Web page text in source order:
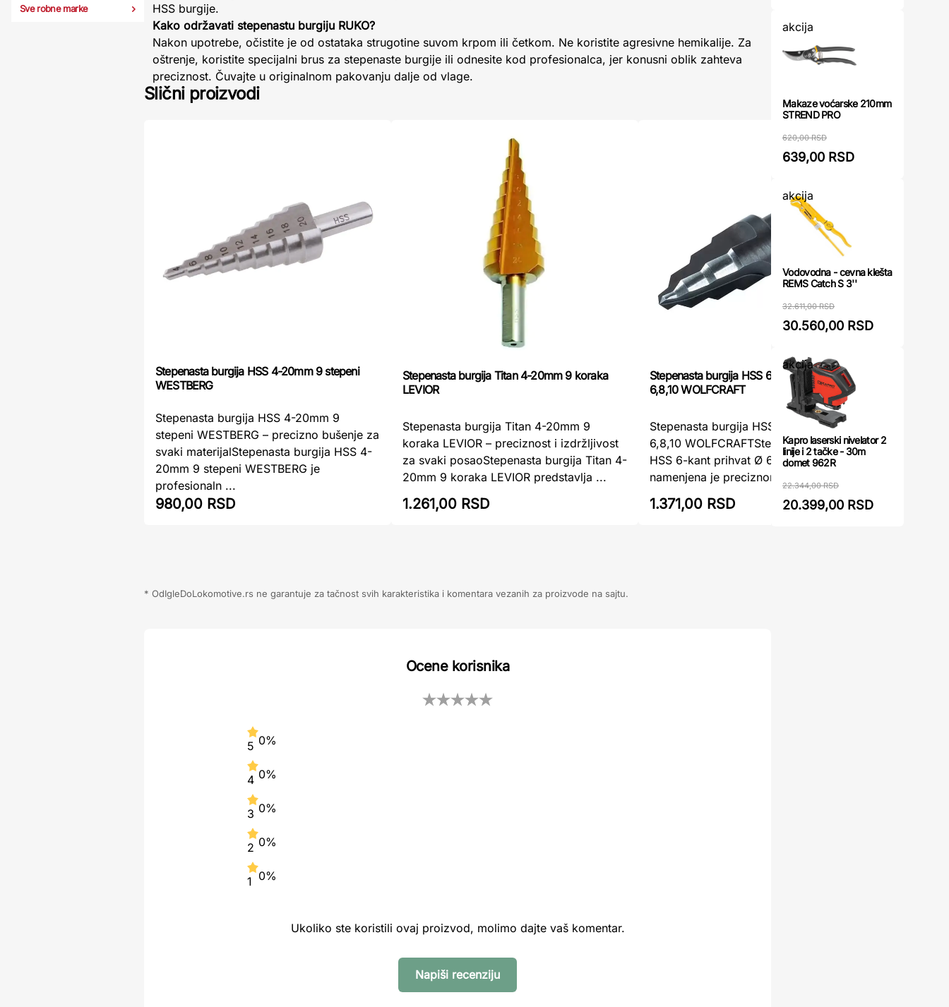
Sve robne marke
HSS burgije.
Kako održavati stepenastu burgiju RUKO?
Nakon upotrebe, očistite je od ostataka strugotine suvom krpom ili četkom. Ne koristite agresivne hemikalije. Za
oštrenje, koristite specijalni brus za stepenaste burgije ili odnesite kod profesionalca, jer konusni oblik zahteva
preciznost. Čuvajte u originalnom pakovanju dalje od vlage.
Slični proizvodi
Stepenasta burgija HSS 4-20mm 9 stepeni
WESTBERG
Stepenasta burgija HSS 4-20mm 9
stepeni WESTBERG – precizno bušenje za
svaki materijalStepenasta burgija HSS 4-
20mm 9 stepeni WESTBERG je
profesionaln ...
980,00 RSD
Stepenasta burgija Titan 4-20mm 9 koraka
LEVIOR
Stepenasta burgija Titan 4-20mm 9
koraka LEVIOR – preciznost i izdržljivost
za svaki posaoStepenasta burgija Titan 4-
20mm 9 koraka LEVIOR predstavlja ...
1.261,00 RSD
Stepenasta burgija HSS 6-kant prihvat Ø
6,8,10 WOLFCRAFT
Stepenasta burgija HSS 6-kant prihvat Ø
6,8,10 WOLFCRAFTStepenasta burgija
HSS 6-kant prihvat Ø 6,8,10 WOLFCRAFT
namenjena je preciznom bušenju u tank ...
1.371,00 RSD
* OdIgleDoLokomotive.rs ne garantuje za tačnost svih karakteristika i komentara vezanih za proizvode na sajtu.
Ocene korisnika
5 0%
4 0%
3 0%
2 0%
1 0%
Ukoliko ste koristili ovaj proizvod, molimo dajte vaš komentar.
Napiši recenziju
akcija
Makaze voćarske 210mm
STREND PRO
620,00 RSD
639,00 RSD
akcija
Vodovodna - cevna klešta
REMS Catch S 3''
32.611,00 RSD
30.560,00 RSD
akcija
Kapro laserski nivelator 2
linije i 2 tačke - 30m
domet 962R
22.344,00 RSD
20.399,00 RSD